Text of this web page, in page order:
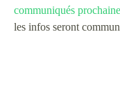
communiqués
les infos seront